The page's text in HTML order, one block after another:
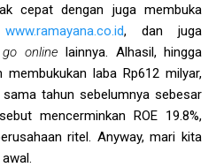
cepat dengan juga membuka
www.ramayana.co.id, dan juga
go onlinelainnya. Alhasil, hingga
laba Rp612 milyar,
tahun sebelumnya sebesar
mencerminkan ROE 19.8%,
ritel. Anyway, mari kita